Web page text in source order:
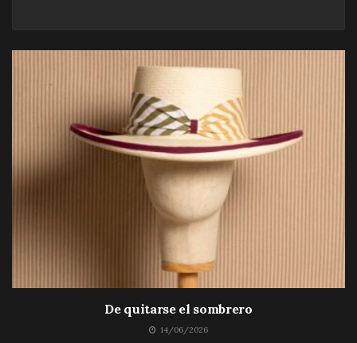
De quitarse el sombrero
14/06/2026